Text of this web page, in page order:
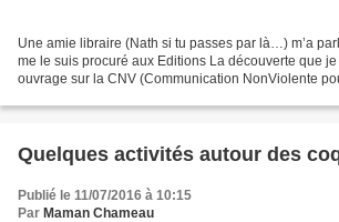
Une amie libraire (Nath si tu passes par là…) m’a
me le suis procuré aux Editions La découverte que
ouvrage sur la CNV (Communication NonViolente
Quelques activités autour des
Publié le 11/07/2016 à 10:15
Par Maman Chameau